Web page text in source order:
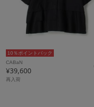
10％ポイントバック
CABaN
¥39,600
再入荷